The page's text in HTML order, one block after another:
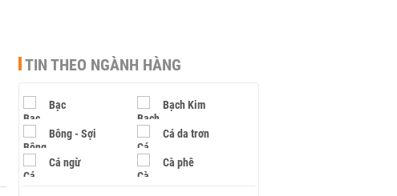
TIN THEO NGÀNH HÀNG
Bạc Bạch Kim
Bông - Sợi Cá da trơn
Cá ngừ Cà phê